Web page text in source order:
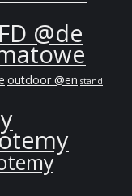
@de
outdoor @en stand